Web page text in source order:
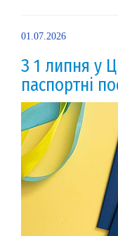
01.07.2026
З 1 липня у
паспортні